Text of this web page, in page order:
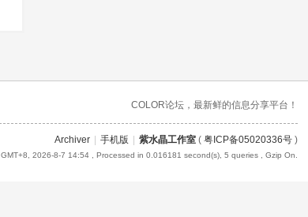
COLOR论坛，最新鲜的信息分享平台！
Archiver 手机版 紫水晶工作室( 粤ICP备05020336号)
GMT+8, 2026-8-7 14:54, Processed in 0.016181 second(s), 5 queries , Gzip On.